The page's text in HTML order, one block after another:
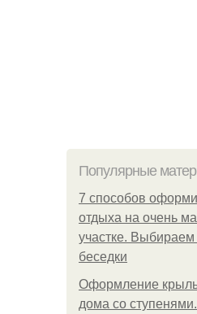
Популярные
7 способов
отдыха на очень
участке. Выбираем
беседки
Оформление
дома со